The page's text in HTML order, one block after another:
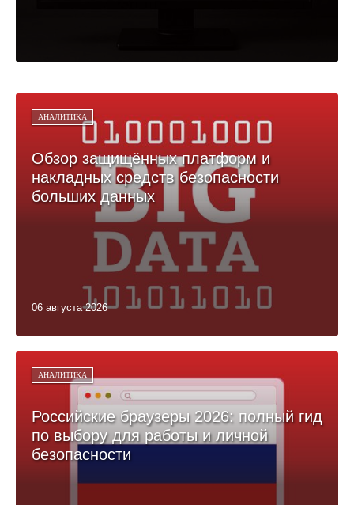
АНАЛИТИКА
Обзор защищённых платформ и
накладных средств безопасности
больших данных
06 августа 2026
АНАЛИТИКА
Российские браузеры 2026: полный гид
по выбору для работы и личной
безопасности